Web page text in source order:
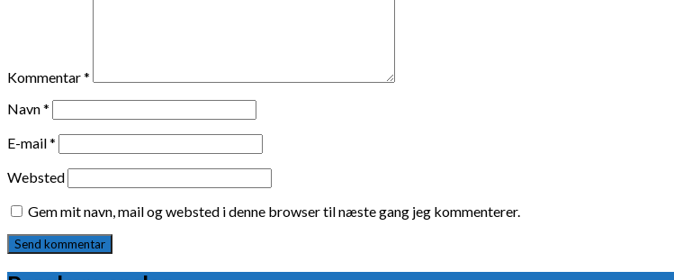
Kommentar*
Navn*
E-mail*
Websted
Gem mit navn, mail og websted i denne browser til næste gang jeg kommenterer.